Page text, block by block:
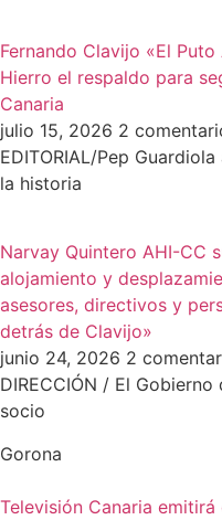
Fernando Clavijo «El
Hierro el respaldo para
Canaria
julio 15, 2026 2
EDITORIAL/Pep
la historia
Narvay Quintero AHI-CC
alojamiento y
asesores, directivos y
detrás de Clavijo»
junio 24, 2026 2
DIRECCIÓN / El
socio
Gorona
Televisión Canaria